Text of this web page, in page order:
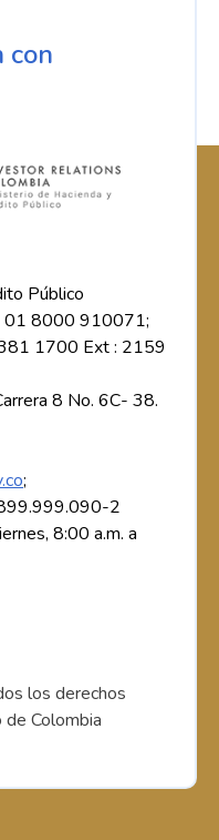
con
Público
: 01 8000 910071;
1700 Ext : 2159
8 No. 6C- 38.
;
2
8:00 a.m. a
los derechos
Colombia